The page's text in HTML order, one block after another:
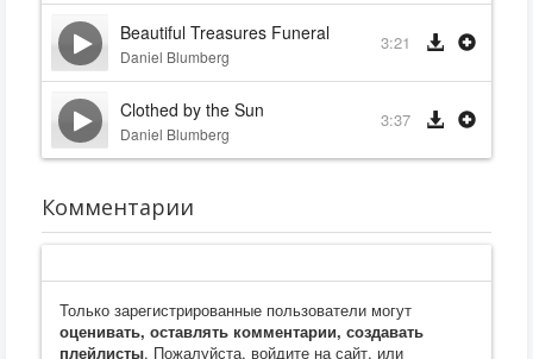
Beautiful Treasures Funeral
Daniel Blumberg
3:21
Clothed by the Sun
Daniel Blumberg
3:37
Комментарии
Только зарегистрированные пользователи могут
оценивать, оставлять комментарии, создавать
плейлисты. Пожалуйста, войдите на сайт, или